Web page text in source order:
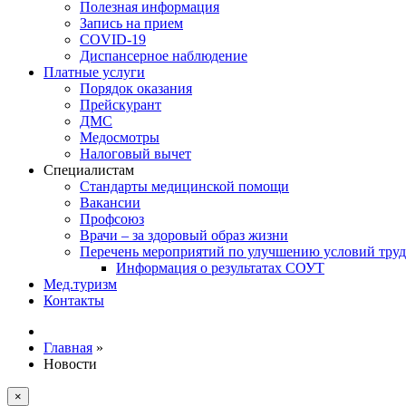
Полезная информация
Запись на прием
COVID-19
Диспансерное наблюдение
Платные услуги
Порядок оказания
Прейскурант
ДМС
Медосмотры
Налоговый вычет
Специалистам
Стандарты медицинской помощи
Вакансии
Профсоюз
Врачи – за здоровый образ жизни
Перечень мероприятий по улучшению условий
Информация о результатах СОУТ
Мед.туризм
Контакты
Главная »
Новости
×